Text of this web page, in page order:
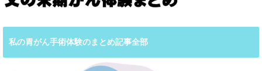
私の胃がん手術体験のまとめ記事全部